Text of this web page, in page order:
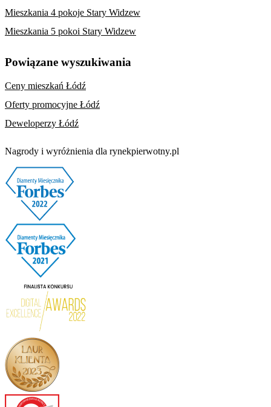
Mieszkania 4 pokoje Stary Widzew
Mieszkania 5 pokoi Stary Widzew
Powiązane wyszukiwania
Ceny mieszkań Łódź
Oferty promocyjne Łódź
Deweloperzy Łódź
Nagrody i wyróżnienia dla rynekpierwotny.pl